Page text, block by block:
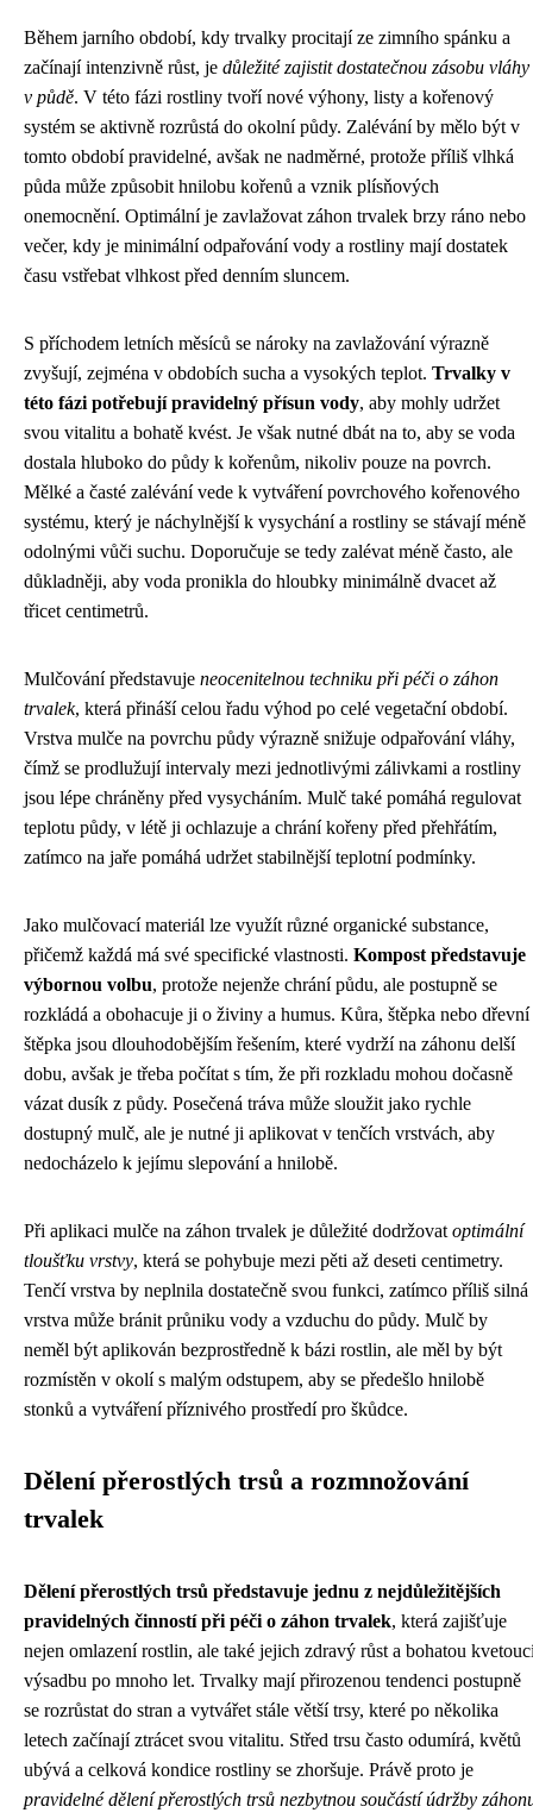
Během jarního období, kdy trvalky procitají ze zimního spánku a
začínají intenzivně růst, je důležité zajistit dostatečnou zásobu vláhy
v půdě. V této fázi rostliny tvoří nové výhony, listy a kořenový
systém se aktivně rozrůstá do okolní půdy. Zalévání by mělo být v
tomto období pravidelné, avšak ne nadměrné, protože příliš vlhká
půda může způsobit hnilobu kořenů a vznik plísňových
onemocnění. Optimální je zavlažovat záhon trvalek brzy ráno nebo
večer, kdy je minimální odpařování vody a rostliny mají dostatek
času vstřebat vlhkost před denním sluncem.
S příchodem letních měsíců se nároky na zavlažování výrazně
zvyšují, zejména v obdobích sucha a vysokých teplot. Trvalky v
této fázi potřebují pravidelný přísun vody, aby mohly udržet
svou vitalitu a bohatě kvést. Je však nutné dbát na to, aby se voda
dostala hluboko do půdy k kořenům, nikoliv pouze na povrch.
Mělké a časté zalévání vede k vytváření povrchového kořenového
systému, který je náchylnější k vysychání a rostliny se stávají méně
odolnými vůči suchu. Doporučuje se tedy zalévat méně často, ale
důkladněji, aby voda pronikla do hloubky minimálně dvacet až
třicet centimetrů.
Mulčování představuje neocenitelnou techniku při péči o záhon
trvalek, která přináší celou řadu výhod po celé vegetační období.
Vrstva mulče na povrchu půdy výrazně snižuje odpařování vláhy,
čímž se prodlužují intervaly mezi jednotlivými zálivkami a rostliny
jsou lépe chráněny před vysycháním. Mulč také pomáhá regulovat
teplotu půdy, v létě ji ochlazuje a chrání kořeny před přehřátím,
zatímco na jaře pomáhá udržet stabilnější teplotní podmínky.
Jako mulčovací materiál lze využít různé organické substance,
přičemž každá má své specifické vlastnosti. Kompost představuje
výbornou volbu, protože nejenže chrání půdu, ale postupně se
rozkládá a obohacuje ji o živiny a humus. Kůra, štěpka nebo dřevní
štěpka jsou dlouhodobějším řešením, které vydrží na záhonu delší
dobu, avšak je třeba počítat s tím, že při rozkladu mohou dočasně
vázat dusík z půdy. Posečená tráva může sloužit jako rychle
dostupný mulč, ale je nutné ji aplikovat v tenčích vrstvách, aby
nedocházelo k jejímu slepování a hnilobě.
Při aplikaci mulče na záhon trvalek je důležité dodržovat optimální
tloušťku vrstvy, která se pohybuje mezi pěti až deseti centimetry.
Tenčí vrstva by neplnila dostatečně svou funkci, zatímco příliš silná
vrstva může bránit průniku vody a vzduchu do půdy. Mulč by
neměl být aplikován bezprostředně k bázi rostlin, ale měl by být
rozmístěn v okolí s malým odstupem, aby se předešlo hnilobě
stonků a vytváření příznivého prostředí pro škůdce.
Dělení přerostlých trsů a rozmnožování
trvalek
Dělení přerostlých trsů představuje jednu z nejdůležitějších
pravidelných činností při péči o záhon trvalek, která zajišťuje
nejen omlazení rostlin, ale také jejich zdravý růst a bohatou
výsadbu po mnoho let. Trvalky mají přirozenou tendenci postupně
se rozrůstat do stran a vytvářet stále větší trsy, které po několika
letech začínají ztrácet svou vitalitu. Střed trsu často odumírá, květů
ubývá a celková kondice rostliny se zhoršuje. Právě proto je
pravidelné dělení přerostlých trsů nezbytnou součástí údržby